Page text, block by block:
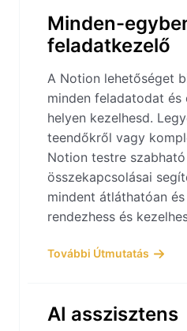
Minden-
feladatkezelő
A Notion lehetőséget
minden feladatodat
helyen kezelhesd.
teendőkről vagy
Notion testre
összekapcsolásai
mindent átláthatóan
rendezhess és
További Útmutatás
AI asszisztens